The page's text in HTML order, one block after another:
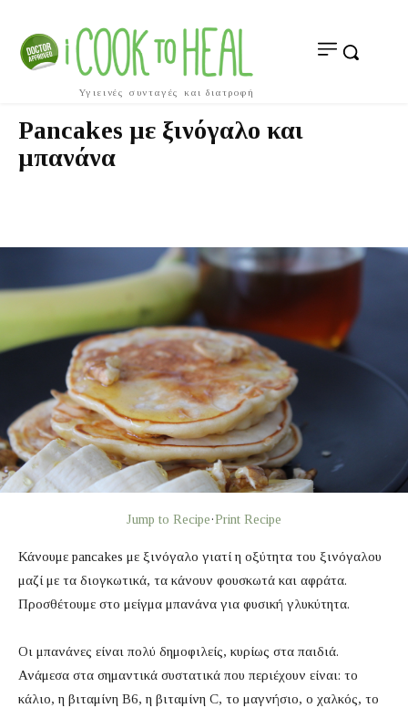
Υγιεινές συνταγές και διατροφή
Pancakes με ξινόγαλο και
μπανάνα
Jump to Recipe·Print Recipe
Κάνουμε pancakes με ξινόγαλο γιατί η οξύτητα του ξινόγαλου
μαζί με τα διογκωτικά, τα κάνουν φουσκωτά και αφράτα.
Προσθέτουμε στο μείγμα μπανάνα για φυσική γλυκύτητα.
Οι μπανάνες είναι πολύ δημοφιλείς, κυρίως στα παιδιά.
Ανάμεσα στα σημαντικά συστατικά που περιέχουν είναι: το
κάλιο, η βιταμίνη Β6, η βιταμίνη C, το μαγνήσιο, ο χαλκός, το